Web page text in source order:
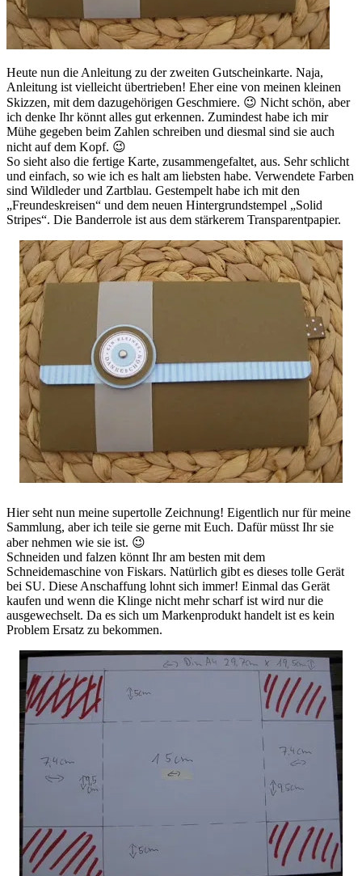
Heute nun die Anleitung zu der zweiten Gutscheinkarte. Naja,
Anleitung ist vielleicht übertrieben! Eher eine von meinen kleinen
Skizzen, mit dem dazugehörigen Geschmiere. 😉 Nicht schön, aber
ich denke Ihr könnt alles gut erkennen. Zumindest habe ich mir
Mühe gegeben beim Zahlen schreiben und diesmal sind sie auch
nicht auf dem Kopf. 😉
So sieht also die fertige Karte, zusammengefaltet, aus. Sehr schlicht
und einfach, so wie ich es halt am liebsten habe. Verwendete Farben
sind Wildleder und Zartblau. Gestempelt habe ich mit den
„Freundeskreisen“ und dem neuen Hintergrundstempel „Solid
Stripes“. Die Banderrole ist aus dem stärkerem Transparentpapier.
Hier seht nun meine supertolle Zeichnung! Eigentlich nur für meine
Sammlung, aber ich teile sie gerne mit Euch. Dafür müsst Ihr sie
aber nehmen wie sie ist. 😉
Schneiden und falzen könnt Ihr am besten mit dem
Schneidemaschine von Fiskars. Natürlich gibt es dieses tolle Gerät
bei SU. Diese Anschaffung lohnt sich immer! Einmal das Gerät
kaufen und wenn die Klinge nicht mehr scharf ist wird nur die
ausgewechselt. Da es sich um Markenprodukt handelt ist es kein
Problem Ersatz zu bekommen.